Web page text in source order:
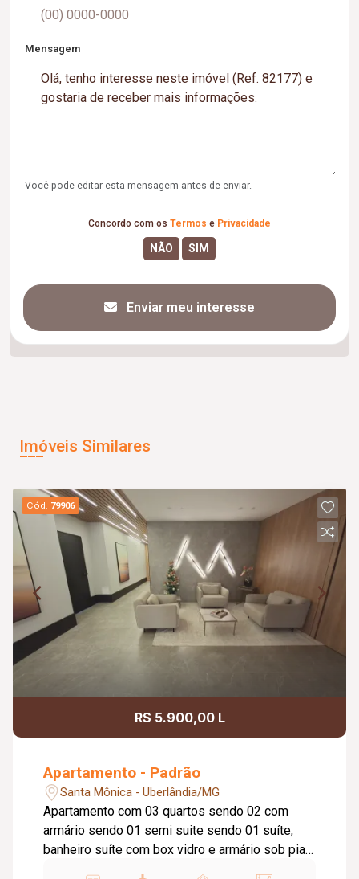
Mensagem
Você pode editar esta mensagem antes de enviar.
Concordo com os Termos e Privacidade
Enviar meu interesse
Imóveis Similares
Cód. 79906
R$ 5.900,00 L
Apartamento - Padrão
Santa Mônica - Uberlândia/MG
Apartamento com 03 quartos sendo 02 com
armário sendo 01 semi suite sendo 01 suíte,
banheiro suíte com box vidro e armário sob pia,